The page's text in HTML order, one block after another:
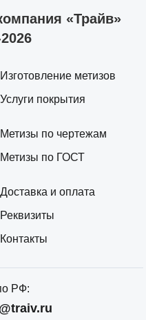
«Трайв»
Изготовление метизов
Услуги покрытия
Метизы по чертежам
Метизы по ГОСТ
Доставка и оплата
Реквизиты
Контакты
РФ: